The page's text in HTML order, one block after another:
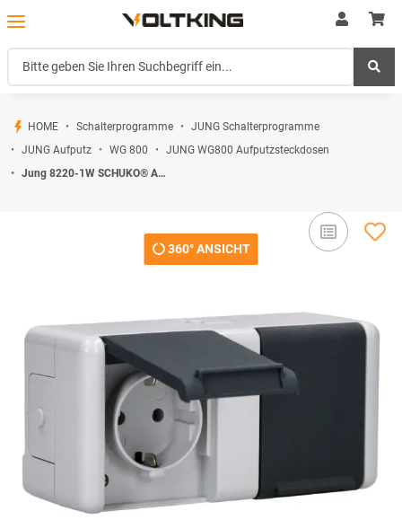
HOME Schalterprogramme
JUNG Schalterprogramme
JUNG Aufputz
WG 800
JUNG WG800 Aufputzsteckdosen
Jung 8220-1W SCHUKO® Aufputz Zweifach-Steckdose waagerecht Serie WG
360° ANSICHT